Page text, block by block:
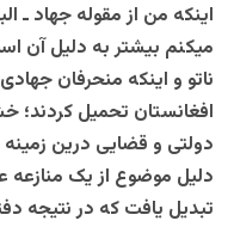
اینکه من از مقوله جهاد ـ
میکنم بیشتر به دلیل آن
ناتو و اینکه منحرفان
افغانستان تحمیل
دولتی و قضایی درین
دلیل موضوع از یک
تبدیل یافت که در نتیجه